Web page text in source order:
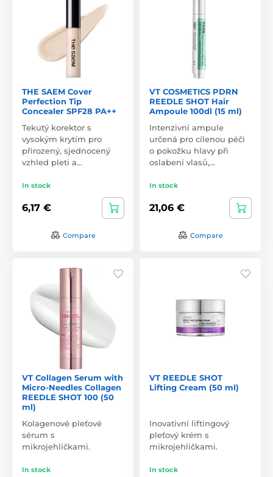
THE SAEM Cover
Perfection Tip
Concealer SPF28 PA++
Tekutý korektor s
vysokým krytím pro
přirozený, sjednocený
vzhled pleti a…
In stock
6,17 €
Compare
VT COSMETICS PDRN
REEDLE SHOT Hair
Ampoule 100dl (15 ml)
Intenzivní ampule
určená pro cílenou péči
o pokožku hlavy při
oslabení vlasů,…
In stock
21,06 €
Compare
VT Collagen Serum with
Micro-Needles Collagen
REEDLE SHOT 100 (50
ml)
Kolagenové pleťové
sérum s
mikrojehličkami.
In stock
VT REEDLE SHOT
Lifting Cream (50 ml)
Inovativní liftingový
pleťový krém s
mikrojehličkami.
In stock